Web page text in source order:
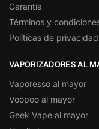
Garantía
Términos y
Políticas de privacidad
VAPORIZADORES AL
Vaporesso al mayor
Voopoo al mayor
Geek Vape al mayor